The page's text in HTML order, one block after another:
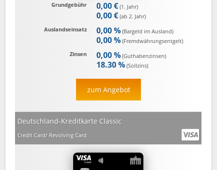
Grundgebühr 0,00 € (1. Jahr)
0,00 € (ab 2. Jahr)
Auslandseinsatz
0,00 % (Bargeld im Ausland)
0,00 % (Fremd­währungs­entgelt)
Zinsen
0,00 % (Guthaben­zinsen)
18.30 % (Sollzins)
zum Angebot
Deutschland-Kreditkarte Classic
Credit Card/ Revolving Card